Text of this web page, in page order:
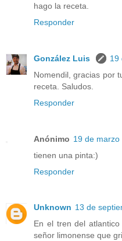
hago la receta.
Responder
González Luis
19
Nomendil, gracias por
receta. Saludos.
Responder
Anónimo 19 de
tienen una pinta:)
Responder
Unknown 13 de
En el tren del
señor limonense que